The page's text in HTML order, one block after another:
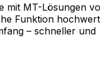
mit MT-Lösungen
Funktion
– schneller und